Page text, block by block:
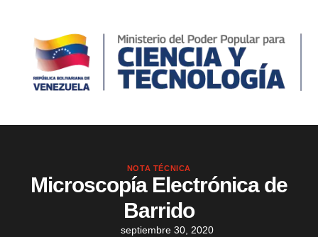
NOTA TÉCNICA
Microscopía Electrónica de
Barrido
septiembre 30, 2020